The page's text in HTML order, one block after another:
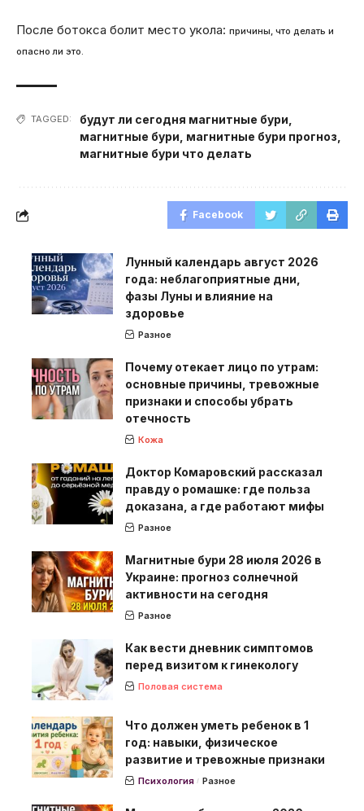
После ботокса болит место укола: причины, что делать и
опасно ли это.
TAGGED: будут ли сегодня магнитные бури
магнитные бури магнитные бури прогноз
магнитные бури что делать
Facebook
Лунный календарь август 2026
года: неблагоприятные дни,
фазы Луны и влияние на
здоровье
Разное
Почему отекает лицо по утрам:
основные причины, тревожные
признаки и способы убрать
отечность
Кожа
Доктор Комаровский рассказал
правду о ромашке: где польза
доказана, а где работают мифы
Разное
Магнитные бури 28 июля 2026 в
Украине: прогноз солнечной
активности на сегодня
Разное
Как вести дневник симптомов
перед визитом к гинекологу
Половая система
Что должен уметь ребенок в 1
год: навыки, физическое
развитие и тревожные признаки
Психология Разное